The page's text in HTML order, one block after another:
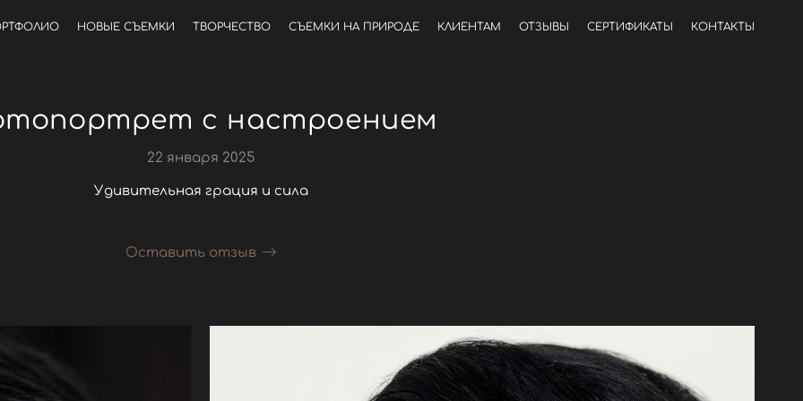
НОВЫЕ СЪЕМКИ ТВОРЧЕСТВО СЪЕМКИ НА ПРИРОДЕ КЛИЕНТАМ ОТЗЫВЫ СЕРТИФИКАТЫ КОНТАКТЫ
с настроением
22 января 2025
Удивительная грация и сила
Оставить отзыв